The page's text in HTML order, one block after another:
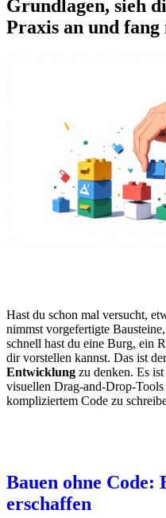
Grundlagen, sieh
Praxis an und fang
Hast du schon mal versucht,
nimmst vorgefertigte
schnell hast du eine Burg, ein
dir vorstellen kannst. Das ist
Entwicklung zu denken. Es
visuellen Drag-and-Drop-
kompliziertem Code zu
Bauen ohne Code:
erschaffen